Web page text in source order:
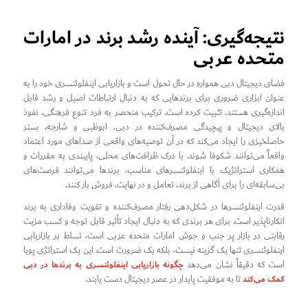
نتیجه‌گیری: آینده رشد برند در امارات
متحده عربی
فضای دیجیتال دبی همواره در حال تحول است و بازاریابی اینفلوئنسری خود را به
عنوان ابزاری ضروری برای برندهایی که به دنبال ارتباطات اصیل و رشد قابل
اندازه‌گیری هستند، تثبیت کرده است. ترکیب منحصر به فرد تنوع فرهنگی، نفوذ
بالای دیجیتال و پیچیدگی مصرف‌کننده در دبی، ابوظبی و شارجه، بستر
حاصلخیزی را ایجاد می‌کند که در آن توصیه‌های واقعی از صداهای مورد اعتماد
واقعاً می‌توانند شکوفا شوند. با درک ظرافت‌های محلی، پایبندی به مقررات و
همکاری استراتژیک با اینفلوئنسرهای مناسب، برندها می‌توانند فرصت‌های
بی‌سابقه‌ای را برای آگاهی از برند، تعامل و در نهایت، فروش باز کنند.
قدرت اینفلوئنسرها در شکل‌دهی رفتار مصرف‌کننده و تقویت وفاداری به برند
انکارناپذیر است. برای هر برندی که به دنبال ایجاد تأثیر قابل توجه و کسب مزیت
رقابتی در بازار پر جنب و جوش امارات متحده عربی است، تسلط بر بازاریابی
اینفلوئنسری تنها یک گزینه نیست، بلکه یک ضرورت است. این یک استراتژی پویا
است که دقیقاً نشان می‌دهد چگونه بازاریابی اینفلوئنسری به برندها در دبی
کمک می‌کندتا به موفقیت پایدار در عصر دیجیتال دست یابند.